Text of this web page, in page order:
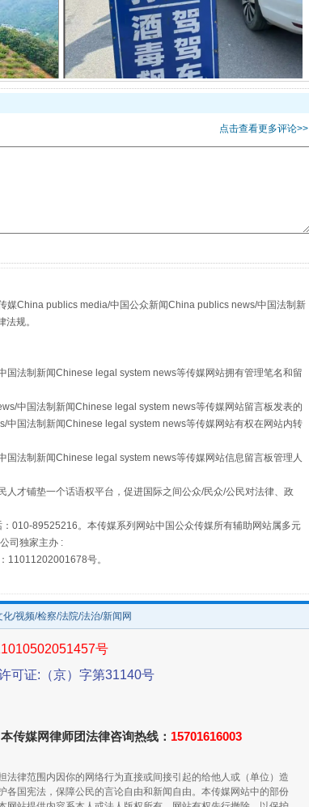
酒驾未被当场查获能处罚吗
点击查看更多评论>>
媒China publics media/中国公众新闻China publics news/中国法制新
规。
法制新闻Chinese legal system news等传媒网站拥有管理笔名和留
中国法制新闻Chinese legal system news等传媒网站留言板发表的
国法制新闻Chinese legal system news等传媒网站有权在网站内转
法制新闻Chinese legal system news等传媒网站信息留言板管理人
才铺垫一个话语权平台，促进国际之间公众/民众/公民对法律、政
010-89525216。本传媒系列网站中国公众传媒所有辅助网站属多元
司独家主办 :
11011202001678号。
/视频/检察/法院/法治/新闻网
号
可证:（京）字第31140号
传媒网律师团法律咨询热线： 15701616003
律范围内因你的网络行为直接或间接引起的给他人或（单位）造
国宪法，保障公民的言论自由和新闻自由。本传媒网站中的部份